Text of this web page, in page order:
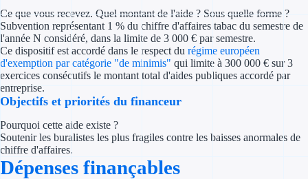
Investir dans
Ce que vous recevez. Quel montant de l'aide ? Sous quelle forme ?
Subvention représentant 1 % du chiffre d'affaires tabac du semestre de
l'année N considéré, dans la limite de 3 000 € par semestre.
Ce dispositif est accordé dans le respect du régime européen
d'exemption par catégorie "de minimis" qui limite à 300 000 € sur 3
exercices consécutifs le montant total d'aides publiques accordé par
entreprise.
Objectifs et priorités du financeur
Pourquoi cette aide existe ?
Soutenir les buralistes les plus fragiles contre les baisses anormales de
chiffre d'affaires.
Dépenses finançables